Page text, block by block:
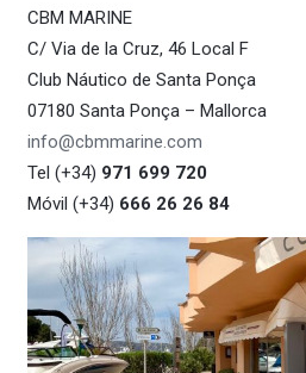
CBM MARINE
C/ Via de la Cruz, 46 Local F
Club Náutico de Santa Ponça
07180 Santa Ponça – Mallorca
info@cbmmarine.com
Tel (+34) 971 699 720
Móvil (+34) 666 26 26 84